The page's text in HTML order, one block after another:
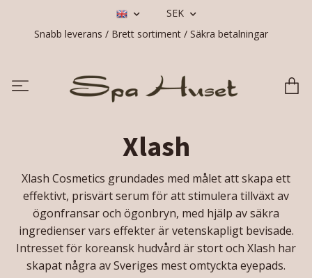
SEK
Snabb leverans / Brett sortiment / Säkra betalningar
Xlash
Xlash Cosmetics grundades med målet att skapa ett
effektivt, prisvärt serum för att stimulera tillväxt av
ögonfransar och ögonbryn, med hjälp av säkra
ingredienser vars effekter är vetenskapligt bevisade.
Intresset för koreansk hudvård är stort och Xlash har
skapat några av Sveriges mest omtyckta eyepads.